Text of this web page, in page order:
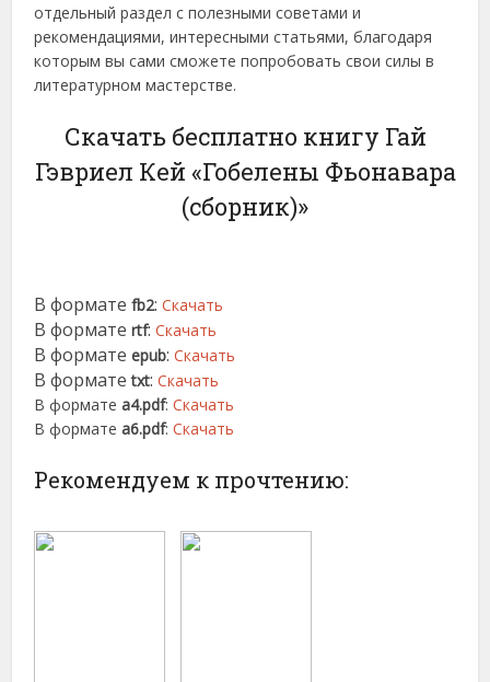
отдельный раздел с полезными советами и
рекомендациями, интересными статьями, благодаря
которым вы сами сможете попробовать свои силы в
литературном мастерстве.
Скачать бесплатно книгу Гай
Гэвриел Кей «Гобелены Фьонавара
(сборник)»
В форматеfb2:Скачать
В форматеrtf:Скачать
В форматеepub:Скачать
В форматеtxt:Скачать
В форматеa4.pdf:Скачать
В форматеa6.pdf:Скачать
Рекомендуем к прочтению: